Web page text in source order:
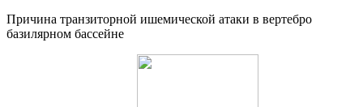
Причина транзиторной ишемической атаки в вертебро
базилярном бассейне